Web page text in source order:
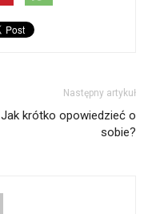
Następny artykuł
Jak krótko opowiedzieć o
sobie?